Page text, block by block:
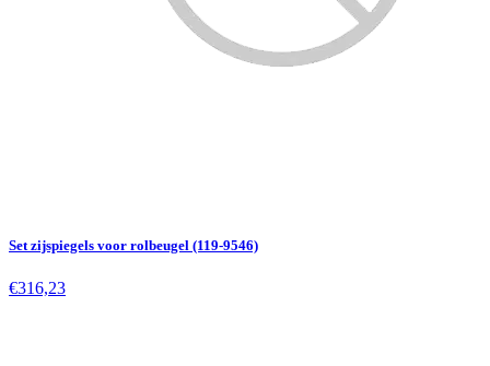
Set zijspiegels voor rolbeugel (119-9546)
€316,23